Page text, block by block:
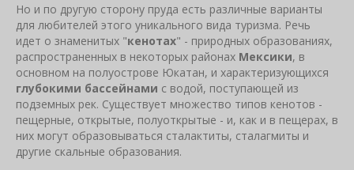
Но и по другую сторону пруда есть различные варианты
для любителей этого уникального вида туризма. Речь
идет о знаменитых "кенотах" - природных образованиях,
распространенных в некоторых районах Мексики, в
основном на полуострове Юкатан, и характеризующихся
глубокими бассейнами с водой, поступающей из
подземных рек. Существует множество типов кенотов -
пещерные, открытые, полуоткрытые - и, как и в пещерах, в
них могут образовываться сталактиты, сталагмиты и
другие скальные образования.